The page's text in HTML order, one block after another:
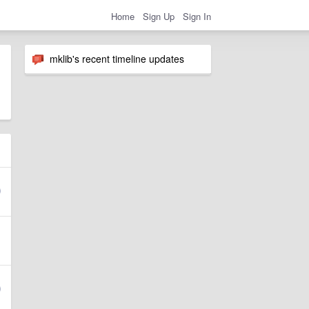
Home Sign Up Sign In
mklib's recent timeline updates